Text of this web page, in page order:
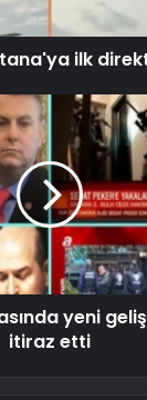
ilk
yeni
itiraz etti